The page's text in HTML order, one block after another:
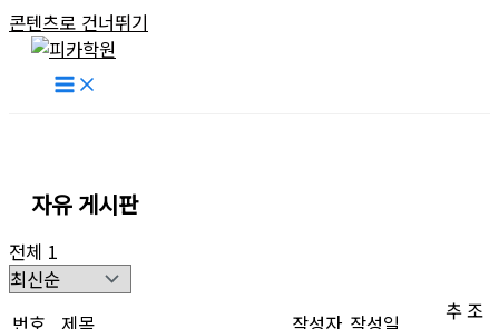
콘텐츠로 건너뛰기
자유 게시판
전체 1
추조